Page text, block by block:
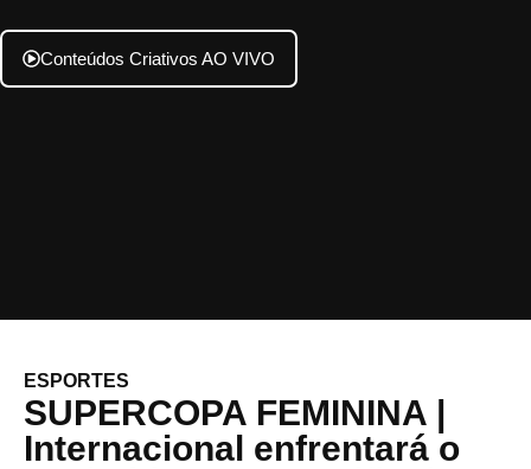
Conteúdos Criativos AO VIVO
ESPORTES
SUPERCOPA FEMININA |
Internacional enfrentará o